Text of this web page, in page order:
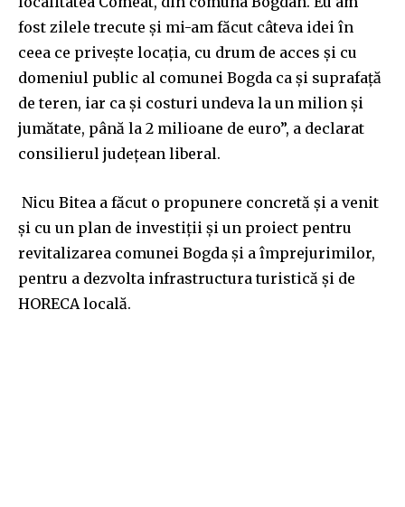
fost zilele trecute și mi-am făcut câteva idei în
ceea ce privește locația, cu drum de acces și cu
domeniul public al comunei Bogda ca și suprafață
de teren, iar ca și costuri undeva la un milion și
jumătate, până la 2 milioane de euro”, a declarat
consilierul județean liberal.
Nicu Bitea a făcut o propunere concretă și a venit
și cu un plan de investiții și un proiect pentru
revitalizarea comunei Bogda și a împrejurimilor,
pentru a dezvolta infrastructura turistică și de
HORECA locală.